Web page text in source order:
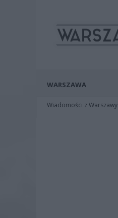
WARSZAWA
Wiadomości z Warszawy